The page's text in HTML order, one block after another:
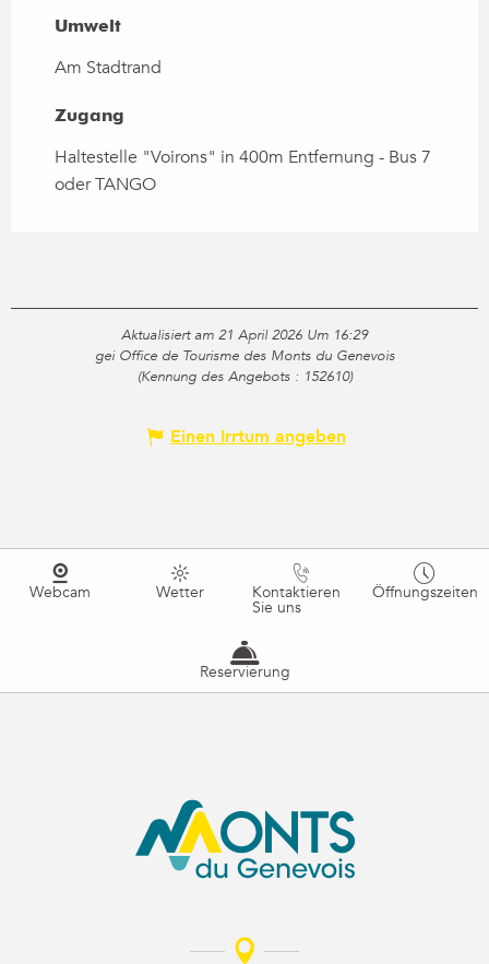
Umwelt
Umwelt
Am Stadtrand
Zugang
Zugang
Haltestelle "Voirons" in 400m Entfernung - Bus 7
oder TANGO
Aktualisiert am 21 April 2026 Um 16:29
gei Office de Tourisme des Monts du Genevois
(Kennung des Angebots : 152610)
Einen Irrtum angeben
Webcam Wetter Kontaktieren
Sie uns
Öffnungszeiten
Reservierung